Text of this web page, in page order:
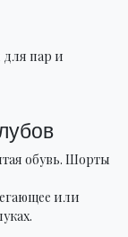
пар и
обувь. Шорты
или